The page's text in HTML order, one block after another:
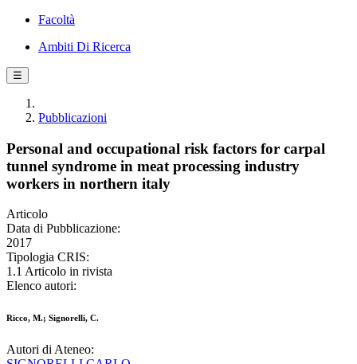
Facoltà
Ambiti Di Ricerca
☰
Pubblicazioni
Personal and occupational risk factors for carpal
tunnel syndrome in meat processing industry
workers in northern italy
Articolo
Data di Pubblicazione:
2017
Tipologia CRIS:
1.1 Articolo in rivista
Elenco autori:
Ricco, M.; Signorelli, C.
Autori di Ateneo: